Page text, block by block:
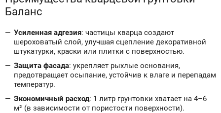
Баланс
Усиленная адгезия: частицы кварца создают
шероховатый слой, улучшая сцепление декоративной
штукатурки, краски или плитки с поверхностью.
Защита фасада: укрепляет рыхлые основания,
предотвращает осыпание, устойчив к влаге и перепадам
температур.
Экономичный расход: 1 литр грунтовки хватает на 4–6
м² (в зависимости от пористости поверхности).